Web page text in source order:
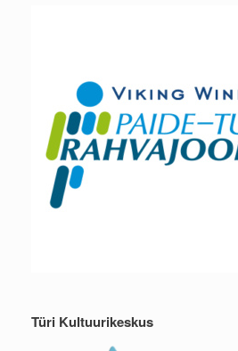
Türi Kultuurikeskus